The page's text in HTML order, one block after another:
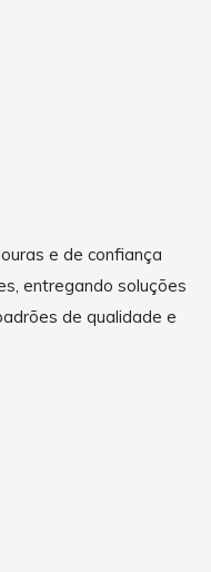
e de confiança
entregando soluções
de qualidade e